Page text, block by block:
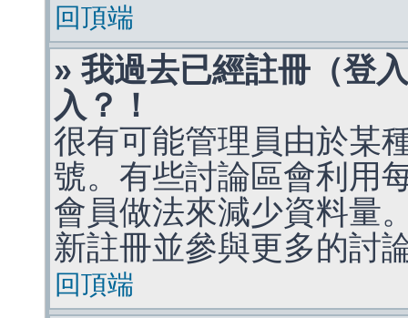
回頂端
» 我過去已經註冊（登
入？！
很有可能管理員由於某
號。有些討論區會利用
會員做法來減少資料量
新註冊並參與更多的討
回頂端